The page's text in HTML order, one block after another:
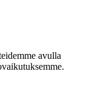
avulla